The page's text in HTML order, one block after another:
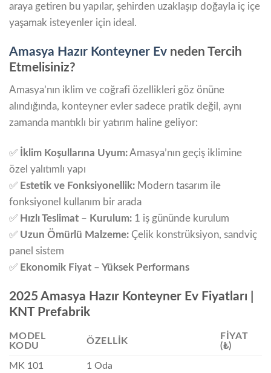
araya getiren bu yapılar, şehirden uzaklaşıp doğayla iç içe
yaşamak isteyenler için ideal.
Amasya Hazır Konteyner Ev neden Tercih
Etmelisiniz?
Amasya’nın iklim ve coğrafi özellikleri göz önüne
alındığında, konteyner evler sadece pratik değil, aynı
zamanda mantıklı bir yatırım haline geliyor:
✅ İklim Koşullarına Uyum:Amasya’nın geçiş iklimine
özel yalıtımlı yapı
✅ Estetik ve Fonksiyonellik: Modern tasarım ile
fonksiyonel kullanım bir arada
✅ Hızlı Teslimat – Kurulum: 1 iş gününde kurulum
✅ Uzun Ömürlü Malzeme: Çelik konstrüksiyon, sandviç
panel sistem
✅ Ekonomik Fiyat – Yüksek Performans
2025 Amasya Hazır Konteyner Ev Fiyatları |
KNT Prefabrik
MODEL
KODU
ÖZELLIK
FIYAT
(₺)
MK 101 1 Oda